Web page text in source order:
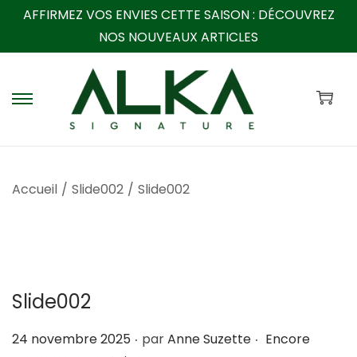
AFFIRMEZ VOS ENVIES CETTE SAISON : DÉCOUVREZ
NOS NOUVEAUX ARTICLES
P
a
e
a
P
a
e
n
Accueil / Slide002 / Slide002
Slide002
P
24 novembre 2025 . parAnne Suzette . Encore